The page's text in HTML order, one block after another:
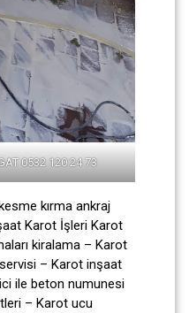
0532 120 24 73
kırma ankraj
Karot İşleri Karot
kiralama – Karot
servisi – Karot inşaat
ile beton numunesi
– Karot ucu